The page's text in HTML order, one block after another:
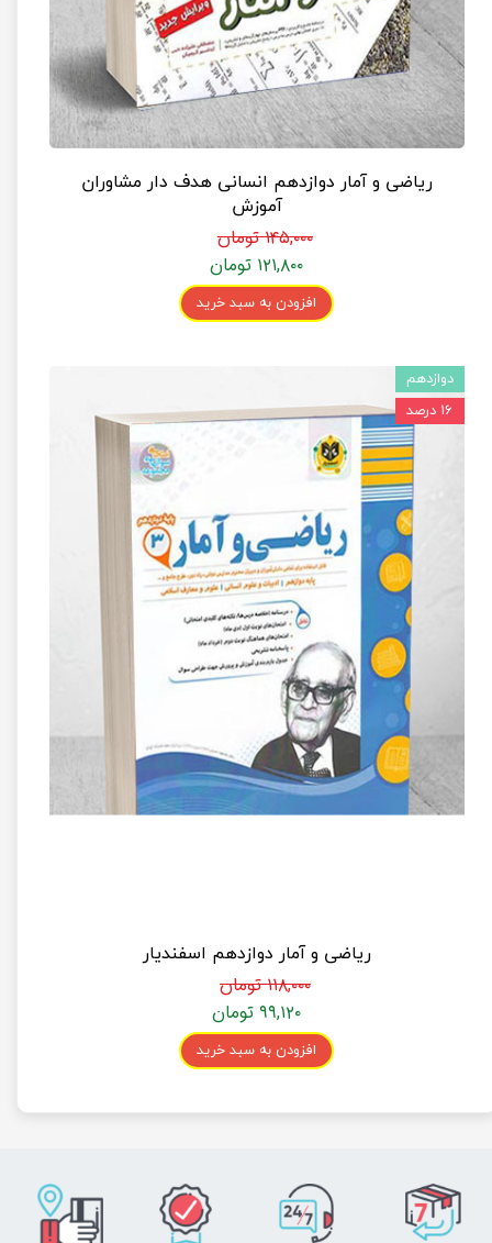
ریاضی و آمار دوازدهم انسانی هدف دار مشاوران
آموزش
۱۴۵,۰۰۰ تومان
۱۲۱,۸۰۰ تومان
افزودن به سبد خرید
ریاضی و آمار دوازدهم اسفندیار
۱۱۸,۰۰۰ تومان
۹۹,۱۲۰ تومان
افزودن به سبد خرید
دوازدهم
۱۶ درصد